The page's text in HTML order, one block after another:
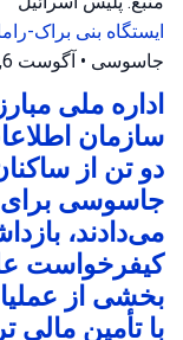
ایستگاه بنی براک-
جاسوسی • آگوست 6, 2026 at 1:48 ب.ظ
اداره ملی
سازمان
دو تن از
جاسوسی برای
می‌دادند،
کیفرخواست
بخشی از
با تأمین